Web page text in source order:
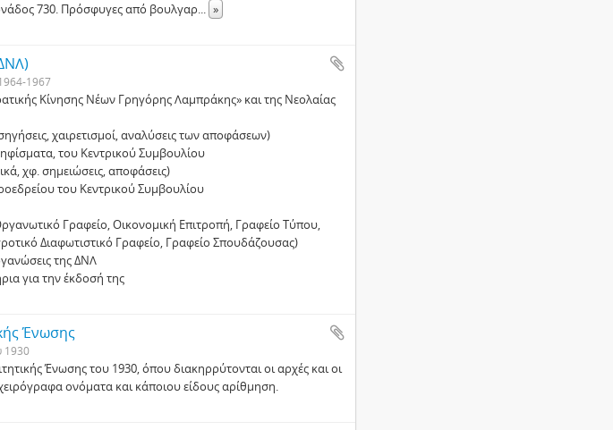
730. Πρόσφυγες από βουλγαρ... »
1967
Κίνησης Νέων Γρηγόρης Λαµπράκης» και της Νεολαίας
χαιρετισµοί, αναλύσεις των αποφάσεων)
του Κεντρικού Συµβουλίου
χφ. σηµειώσεις, αποφάσεις)
του Κεντρικού Συµβουλίου
Γραφείο, Οικονοµική Επιτροπή, Γραφείο Τύπου,
Διαφωτιστικό Γραφείο, Γραφείο Σπουδάζουσας)
της ΔΝΛ
για την έκδοσή της
Ένωσης
1930
Ένωσης του 1930, όπου διακηρρύτονται οι αρχές και οι
ονόματα και κάποιου είδους αρίθμηση.